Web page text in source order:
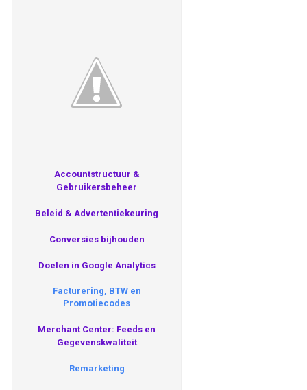
Accountstructuur &
Gebruikersbeheer
Beleid & Advertentiekeuring
Conversies bijhouden
Doelen in Google Analytics
Facturering, BTW en
Promotiecodes
Merchant Center: Feeds en
Gegevenskwaliteit
Remarketing